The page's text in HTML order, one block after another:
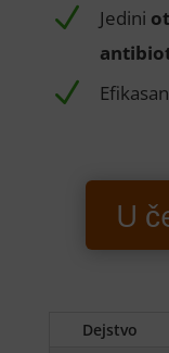
N Jedini
N
U
Dejstvo